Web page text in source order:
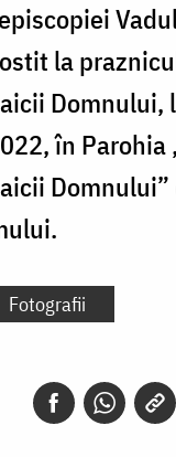
la
Domnului,
în Parohia
Fotografii